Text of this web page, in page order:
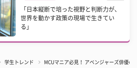
「日本縦断で培った視野と判断力が、
世界を動かす政策の現場で生きてい
る」
学生トレンド MCUマニア必見！ アベンジャーズ俳優の